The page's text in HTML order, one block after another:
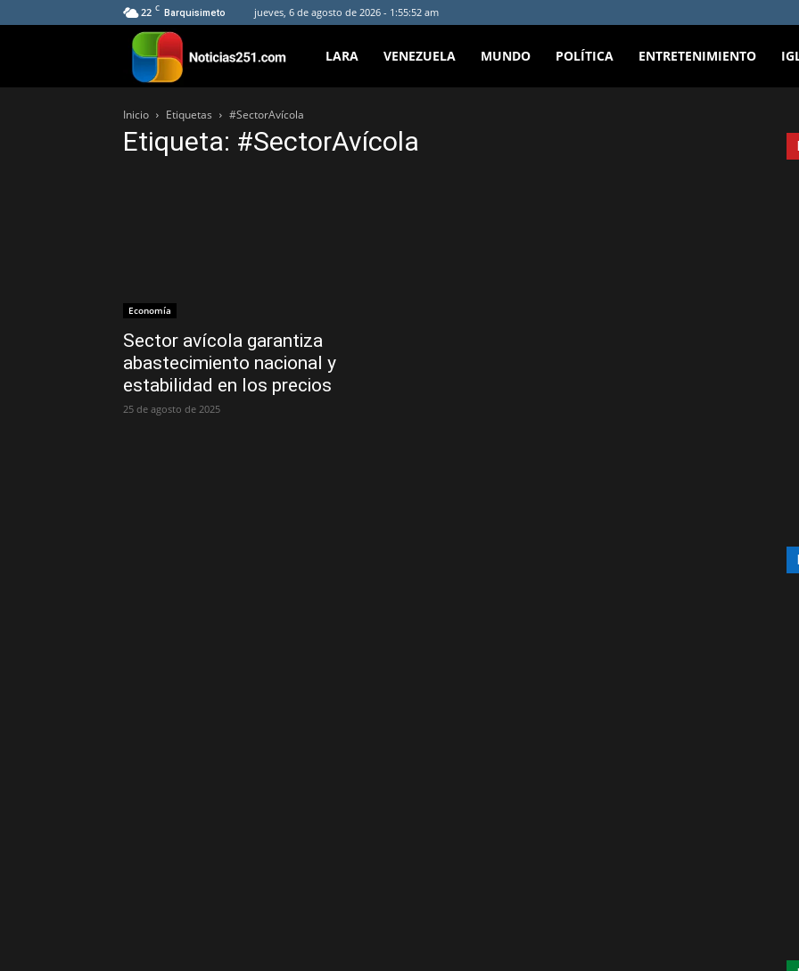
22 C Barquisimeto jueves, 6 de agosto de 2026 - 1:55:52 am
Noticias251
LARA VENEZUELA MUNDO POLÍTICA ENTRETENIMIENTO
Inicio Etiquetas #SectorAvícola
Etiqueta: #SectorAvícola
Economía
Sector avícola garantiza
abastecimiento nacional y
estabilidad en los precios
25 de agosto de 2025